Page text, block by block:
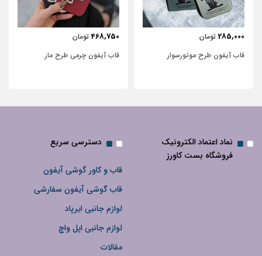
468,750 تومان
قاب آیفون چرمی طرح مار
443,750 تومان
قاب آیفون شفاف با پاپیون سفید و
نماد اعتماد الکترونیک
فروشگاه بست کاورز
دسترسی سریع
قاب و کاور گوشی آیفون
قاب گوشی آیفون سفارشی
لوازم جانبی ایرپاد
لوازم جانبی اپل واچ
مقالات